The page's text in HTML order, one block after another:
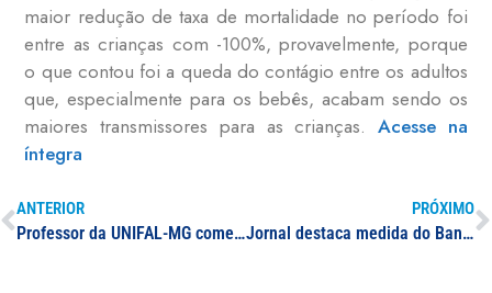
maior redução de taxa de mortalidade no período foi
entre as crianças com -100%, provavelmente, porque
o que contou foi a queda do contágio entre os adultos
que, especialmente para os bebês, acabam sendo os
maiores transmissores para as crianças. Acesse na
íntegra
ANTERIOR
Professor da UNIFAL-MG comenta queda de mortes por Covid-19 pelo segundo mês consecutivo no Sul de Minas
PRÓXIMO
Jornal destaca medida do Banco Central que limita operações por PIX; professor da UNIFAL-MG participa de matéria